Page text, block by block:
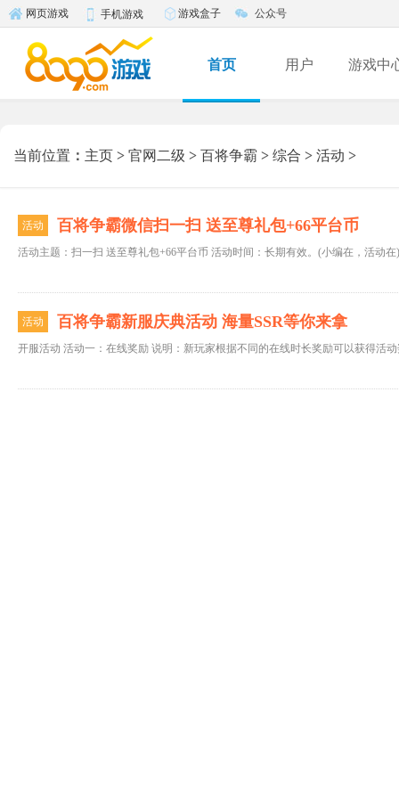
网页游戏 手机游戏 游戏盒子 公众号
首页 用户 游戏中
当前位置 ： 主页 > 官网二级 > 百将争霸 > 综合 > 活动 >
活动 百将争霸微信扫一扫 送至尊礼包+66平台币
活动 百将争霸新服庆典活动 海量SSR等你来拿